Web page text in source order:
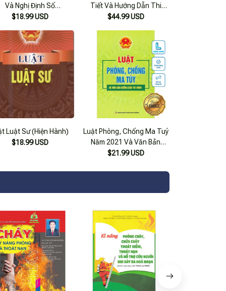
Và Nghị Định Số
2015/Nđ-Cp Hướng
$18.99 USD
Tiết Và Hướng Dẫn Thi
Hành Luật Đất Đai
$44.99 USD
Luật Sư (Hiện Hành)
$18.99 USD
Luật Phòng, Chống Ma Tuý
Năm 2021 Và Văn Bản
Hướng Dẫn Thi Hành Hiện
$21.99 USD